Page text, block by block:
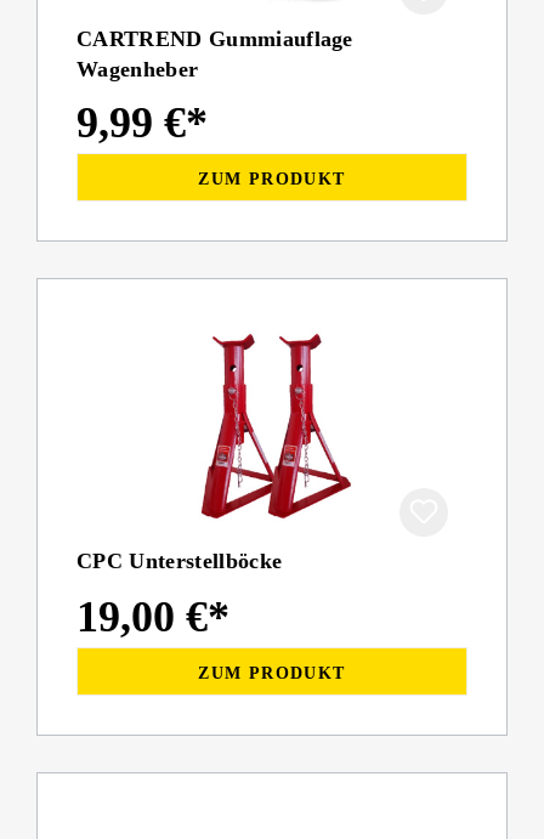
CARTREND Gummiauflage
Wagenheber
9,99 €*
ZUM PRODUKT
CPC Unterstellböcke
19,00 €*
ZUM PRODUKT